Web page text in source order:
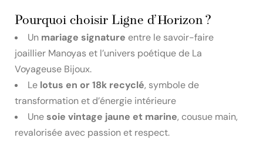
Pourquoi choisir Ligne d’Horizon ?
Un mariage signature entre le savoir-faire
joaillier Manoyas et l’univers poétique de La
Voyageuse Bijoux.
Le lotus en or 18k recyclé, symbole de
transformation et d’énergie intérieure
Une soie vintage jaune et marine, cousue main,
revalorisée avec passion et respect.